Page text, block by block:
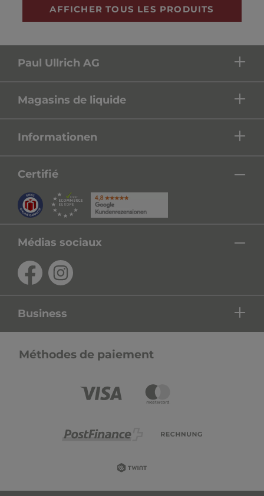
AFFICHER TOUS LES PRODUITS
Paul Ullrich AG
Magasins de liquide
Informationen
Certifié
Médias sociaux
Business
Méthodes de paiement